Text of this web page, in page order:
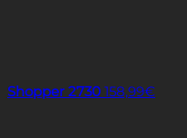
Shopper 2730 158,99€